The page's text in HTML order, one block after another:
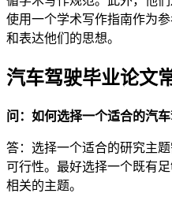
使用一个学术写作指南作为
和表达他们的思想。
汽车驾驶毕业论文
问：如何选择一个适合的汽
答：选择一个适合的研究主
可行性。最好选择一个既有
相关的主题。